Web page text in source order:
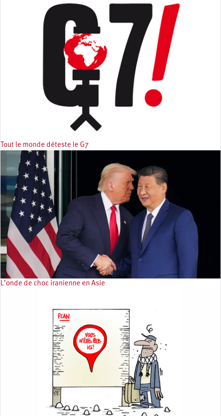
Tout le monde déteste le G7
L’onde de choc iranienne en Asie